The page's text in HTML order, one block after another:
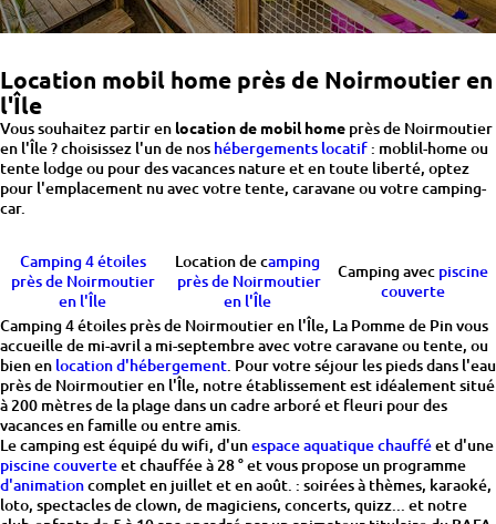
Location mobil home près de Noirmoutier en
l'Île
Vous souhaitez partir en location de mobil home près de Noirmoutier
en l'Île ? choisissez l'un de nos hébergements locatif: moblil-home ou
tente lodge ou pour des vacances nature et en toute liberté, optez
pour l'emplacement nu avec votre tente, caravane ou votre camping-
car.
Camping 4 étoiles
près de Noirmoutier
en l'Île
Location de camping
près de Noirmoutier
en l'Île
Camping avec piscine
couverte
Camping 4 étoiles près de Noirmoutier en l'Île, La Pomme de Pin vous
accueille de mi-avril a mi-septembre avec votre caravane ou tente, ou
bien en location d'hébergement. Pour votre séjour les pieds dans l'eau
près de Noirmoutier en l'Île, notre établissement est idéalement situé
à 200 mètres de la plage dans un cadre arboré et fleuri pour des
vacances en famille ou entre amis.
Le camping est équipé du wifi, d'unespace aquatique chaufféet d'une
piscine couverteet chauffée à 28 ° et vous propose un programme
d'animationcomplet en juillet et en août. : soirées à thèmes, karaoké,
loto, spectacles de clown, de magiciens, concerts, quizz... et notre